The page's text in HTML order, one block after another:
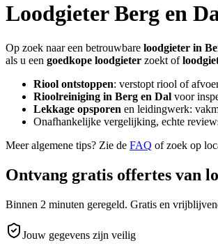
LoodgieterBerg en
Op zoek naar een betrouwbare loodgieter in
als u een goedkope loodgieter zoekt of
Riool ontstoppen: verstopt riool of
Rioolreiniging in Berg en Dal voor
Lekkage opsporen en leidingwerk:
Onafhankelijke vergelijking, echte
Meer algemene tips? Zie de FAQ of zoek op
Ontvang gratis offertes van
Binnen 2 minuten geregeld. Gratis en
Jouw gegevens zijn veilig